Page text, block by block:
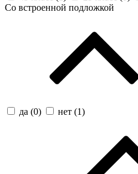
Со встроенной подложкой
да (0) нет (1)